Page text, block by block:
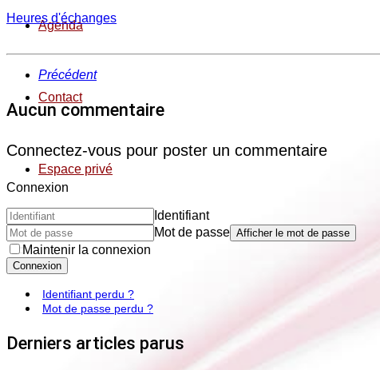
Agenda
Contact
Espace privé
Heures d'échanges
Précédent
Aucun commentaire
Connectez-vous pour poster un commentaire
Connexion
Identifiant
Mot de passe Afficher le mot de passe
Maintenir la connexion
Connexion
Identifiant perdu ?
Mot de passe perdu ?
Derniers articles parus